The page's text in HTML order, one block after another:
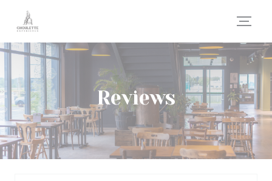
Cookies beheer paneel
Reviews